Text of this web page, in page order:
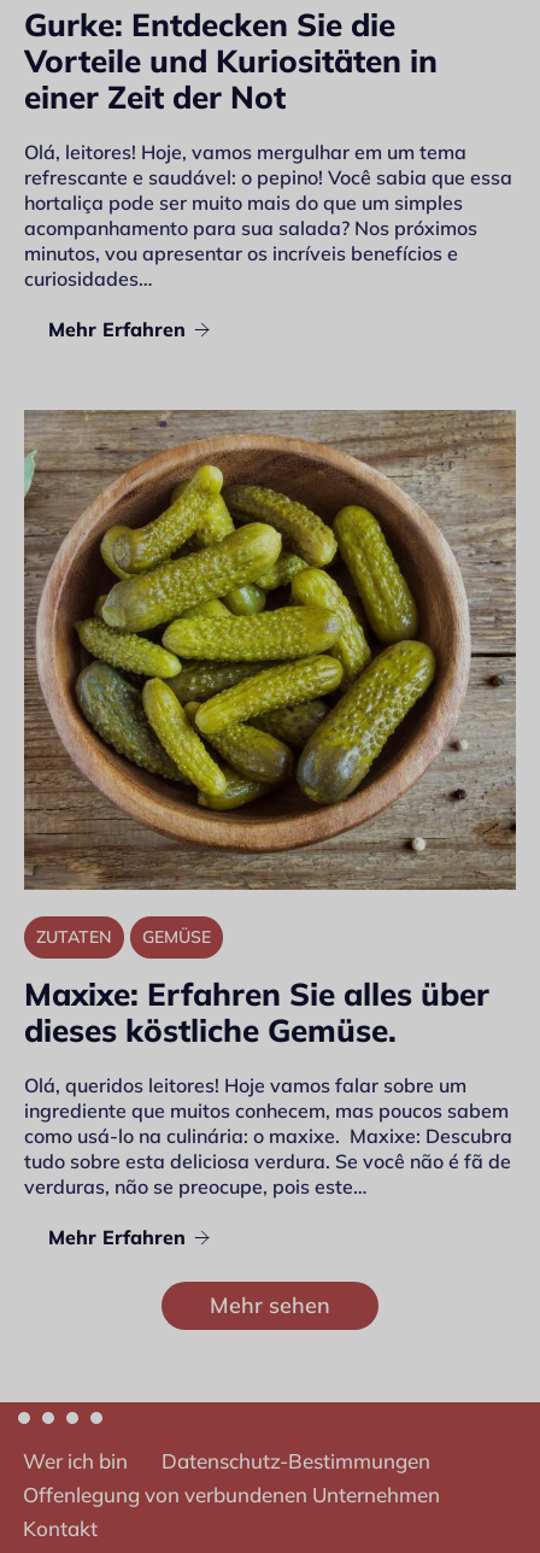
Gurke: Entdecken Sie die
Vorteile und Kuriositäten in
einer Zeit der Not
Olá, leitores! Hoje, vamos mergulhar em um tema
refrescante e saudável: o pepino! Você sabia que essa
hortaliça pode ser muito mais do que um simples
acompanhamento para sua salada? Nos próximos
minutos, vou apresentar os incríveis benefícios e
curiosidades…
Mehr Erfahren
ZUTATEN GEMÜSE
Maxixe: Erfahren Sie alles über
dieses köstliche Gemüse.
Olá, queridos leitores! Hoje vamos falar sobre um
ingrediente que muitos conhecem, mas poucos sabem
como usá-lo na culinária: o maxixe. Maxixe: Descubra
tudo sobre esta deliciosa verdura. Se você não é fã de
verduras, não se preocupe, pois este…
Mehr Erfahren
Mehr sehen
Wer ich bin
Datenschutz-Bestimmungen
Offenlegung von verbundenen Unternehmen
Kontakt